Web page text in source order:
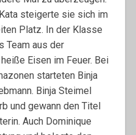
steigerte sie sich im
Platz. In der Klasse
Team aus der
Eisen im Feuer. Bei
starteten Binja
Binja Steimel
und gewann den Titel
Auch Dominique